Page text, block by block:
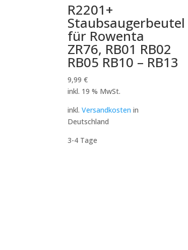
R2201+
Staubsaugerbeutel
für Rowenta
ZR76, RB01 RB02
RB05 RB10 – RB13
9,99€
inkl. 19 % MwSt.
inkl.Versandkosten in
Deutschland
3-4 Tage